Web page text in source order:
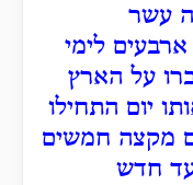
עשר
לימי
על הארץ
יום התחילו
מקצה חמשים
עד חדש